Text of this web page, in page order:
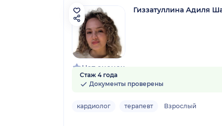
Нет оценок
Гиззатуллина Адиля
Стаж 4 года
Документы проверены
кардиолог терапевт Взрослый